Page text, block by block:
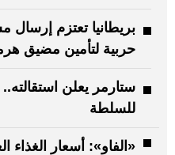
بريطانيا تعتزم إرسال
حربية لتأمين مضيق
ستارمر يعلن
للسلطة
«الفاو»: أسعار الغذاء